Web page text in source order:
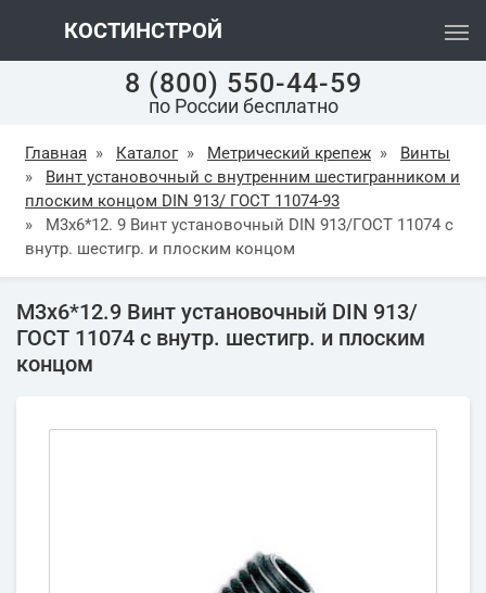
КОСТИНСТРОЙ
8 (800) 550-44-59
по России бесплатно
Главная » Каталог » Метрический крепеж »
Винты
»
Винт установочный с внутренним шестигранником и
плоским концом DIN 913/ ГОСТ 11074-93
»
М3х6*12. 9 Винт установочный DIN 913/ГОСТ 11074 с
внутр. шестигр. и плоским концом
М3х6*12.9 Винт установочный DIN 913/
ГОСТ 11074 с внутр. шестигр. и плоским
концом